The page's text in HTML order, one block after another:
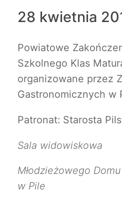
28 kwietnia
Powiatowe
Szkolnego Klas
organizowane przez
Gastronomicznych w
Patronat: Starosta
Sala widowiskowa
Młodzieżowego Domu
w Pile